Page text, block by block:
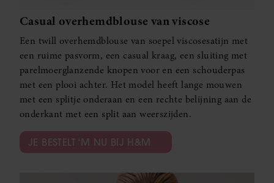
Casual overhemdblouse van viscose
Een twill overhemdblouse van soepel viscosesatijn met
een ruime pasvorm, een casual kraag, een sluiting met
parelmoerglanzende knopen voor en een schouderpas
met een plooi achter. Het model heeft lange mouwen
met een splitje onderaan en een rechte belijning aan de
onderkant met een split aan weerszijden.
JE BESTELT ‘M NU BIJ H&M